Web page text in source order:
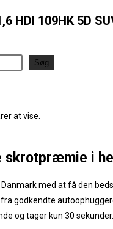
HDI 109HK 5D
Søg
at vise.
skrotpræmie i
med at få den
godkendte
og tager kun 30 sekunder.